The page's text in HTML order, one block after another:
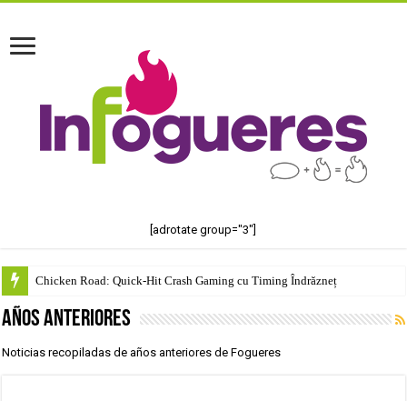
[adrotate group="3"]
Chicken Road: Quick‑Hit Crash Gaming cu Timing Îndrăzneț
Años anteriores
Noticias recopiladas de años anteriores de Fogueres